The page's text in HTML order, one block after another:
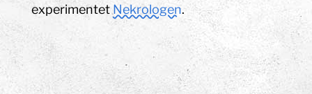
experimentet Nekrologen.